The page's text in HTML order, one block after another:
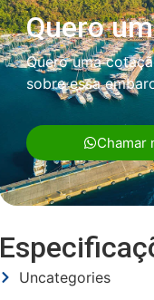
Quero
Quero uma
sobre essa
Chamar
Uncategories